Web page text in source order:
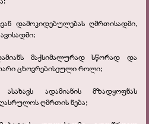
დამოკიდებულებას ღმრთისადმი,
მაქსიმალურად სწორად და
ცხოვრებისეული როლი;
ადამიანის მზადყოფნას
ღმრთის ნება;